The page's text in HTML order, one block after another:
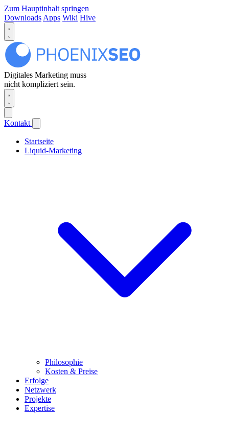
Zum Hauptinhalt springen
Downloads Apps Wiki Hive
Digitales Marketing muss
nicht kompliziert sein.
Kontakt
Startseite
Liquid-Marketing
Philosophie
Kosten & Preise
Erfolge
Netzwerk
Projekte
Expertise